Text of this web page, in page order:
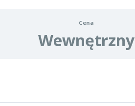
Cena
Wewnętrzny